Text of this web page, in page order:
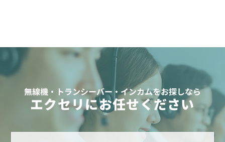
定価:オープン価格
※インナーイヤータイプ
※VOX機能対応
無線機・トランシーバー・インカムをお探しなら
エクセリにお任せください